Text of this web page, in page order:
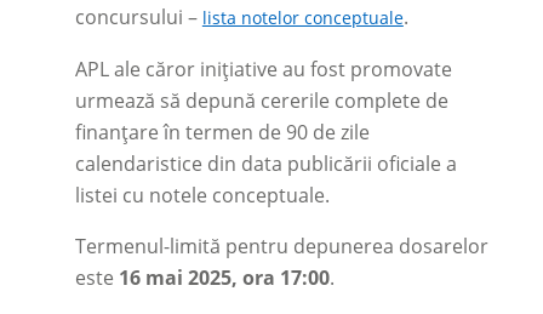
concursului – lista notelor conceptuale.
APL ale căror inițiative au fost promovate
urmează să depună cererile complete de
finanțare în termen de 90 de zile
calendaristice din data publicării oficiale a
listei cu notele conceptuale.
Termenul-limită pentru depunerea dosarelor
este 16 mai 2025, ora 17:00.